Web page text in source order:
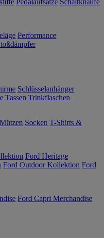
Performance
Schlüsselanhänger
Tassen Trinkflaschen
Socken T-Shirts &
Ford Heritage
Ford Outdoor Kollektion Ford
Ford Capri Merchandise